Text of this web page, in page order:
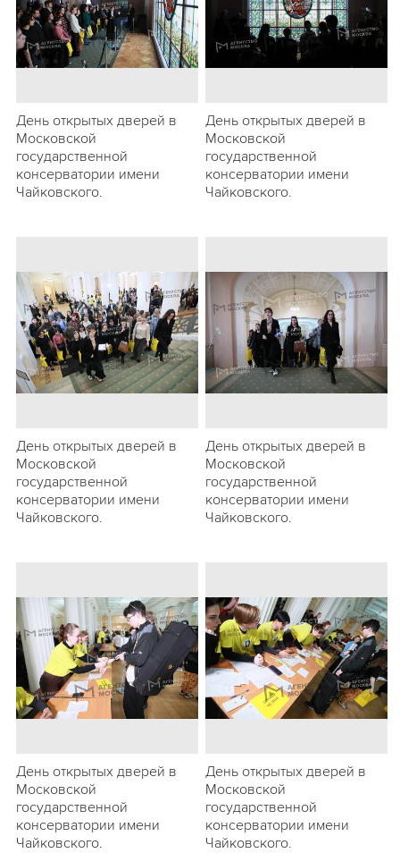
День открытых дверей в
Московской
государственной
консерватории имени
Чайковского.
День открытых дверей в
Московской
государственной
консерватории имени
Чайковского.
День открытых дверей в
Московской
государственной
консерватории имени
Чайковского.
День открытых дверей в
Московской
государственной
консерватории имени
Чайковского.
День открытых дверей в
Московской
государственной
консерватории имени
Чайковского.
День открытых дверей в
Московской
государственной
консерватории имени
Чайковского.